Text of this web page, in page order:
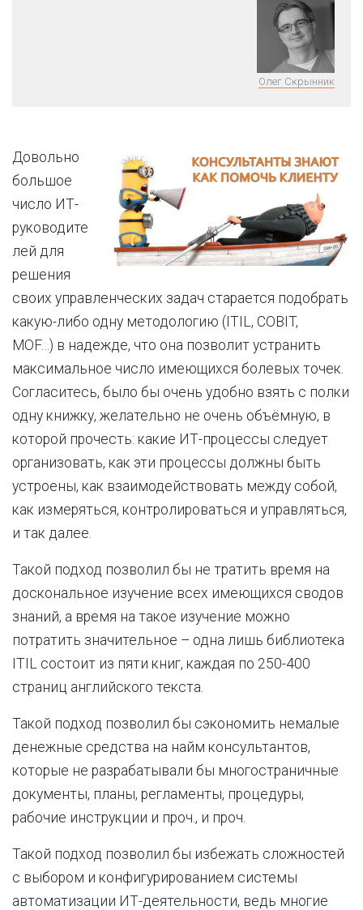
Олег Скрынник
Довольно
большое
число ИТ-
руководите
лей для
решения
своих управленческих задач старается подобрать
какую-либо одну методологию (ITIL, COBIT,
MOF…) в надежде, что она позволит устранить
максимальное число имеющихся болевых точек.
Согласитесь, было бы очень удобно взять с полки
одну книжку, желательно не очень объёмную, в
которой прочесть: какие ИТ-процессы следует
организовать, как эти процессы должны быть
устроены, как взаимодействовать между собой,
как измеряться, контролироваться и управляться,
и так далее.
Такой подход позволил бы не тратить время на
доскональное изучение всех имеющихся сводов
знаний, а время на такое изучение можно
потратить значительное – одна лишь библиотека
ITIL состоит из пяти книг, каждая по 250-400
страниц английского текста.
Такой подход позволил бы сэкономить немалые
денежные средства на найм консультантов,
которые не разрабатывали бы многостраничные
документы, планы, регламенты, процедуры,
рабочие инструкции и проч., и проч.
Такой подход позволил бы избежать сложностей
с выбором и конфигурированием системы
автоматизации ИТ-деятельности, ведь многие